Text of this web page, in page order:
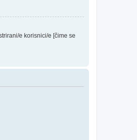
e korisnici/e [čime se